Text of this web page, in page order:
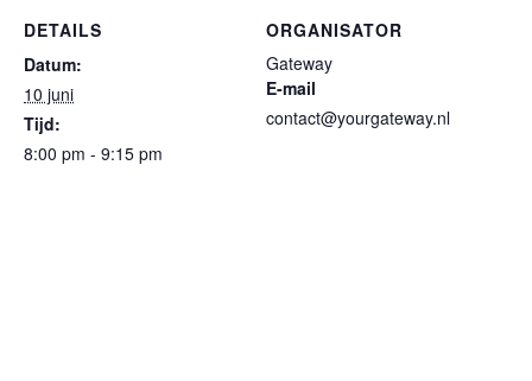
DETAILS
Datum:
10 juni
Tijd:
8:00 pm - 9:15 pm
ORGANISATOR
Gateway
E-mail
contact@yourgateway.nl